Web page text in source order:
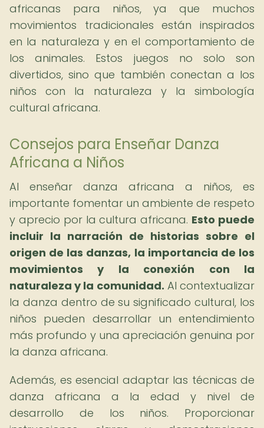
africanas para niños, ya que muchos
movimientos tradicionales están inspirados
en la naturaleza y en el comportamiento de
los animales. Estos juegos no solo son
divertidos, sino que también conectan a los
niños con la naturaleza y la simbología
cultural africana.
Consejos para Enseñar Danza
Africana a Niños
Al enseñar danza africana a niños, es
importante fomentar un ambiente de respeto
y aprecio por la cultura africana. Esto puede
incluir la narración de historias sobre el
origen de las danzas, la importancia de los
movimientos y la conexión con la
naturaleza y la comunidad. Al contextualizar
la danza dentro de su significado cultural, los
niños pueden desarrollar un entendimiento
más profundo y una apreciación genuina por
la danza africana.
Además, es esencial adaptar las técnicas de
danza africana a la edad y nivel de
desarrollo de los niños. Proporcionar